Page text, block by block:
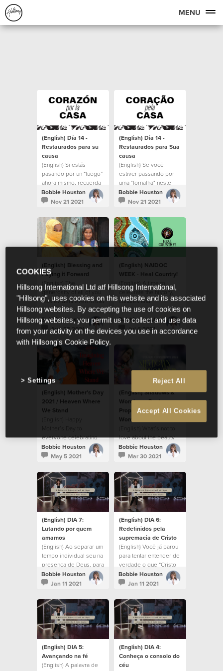
MENU
(English) Día 14 -
Restaurados para su
causa
(English) Si estás
pasando por un “fuego”
ahora mismo, recuerda
que Cristo está en el
fuego contigo.
Bobbie Houston
Nov 21 2021
(English) Dia 14 -
Restaurados para Sua
causa
(English) Se você
estiver passando por
uma "fornalha" neste
momento, lembre-se de
que Cristo está com
Bobbie Houston
Nov 21 2021
(English) Blessing and
Paying it Forward
(English) The
generosity of all of you
was evident even in that
moment.
Bobbie Houston
Aug 25 2021
(English) NAIDOC
WEEK - Heal Country!
(English) A time to
celebrate the history,
cultures and
achievements of
Aboriginal and Torres
Strait Islander people.
Bobbie Houston
Jul 6 2021
(English) Mother’s Day
2021 / Heaven Where
We Stand
Mother’s Day to
everyone celebrating
and being celebrated
this coming weekend.
Bobbie Houston
May 5 2021
(English) Shadows &
Wonder — Poets.
Prophets. Everyday
Women.
(English) What’s not to
love about the beauty
and artistry of faith?
Bobbie Houston
Mar 30 2021
(English) DIA 7:
Lutando por quem
amamos
(English) Ao separar um
tempo individual seu na
presença de Deus, para
uma pausa e reflexão,
lembre-se de manter
Sua voz e instrução.
Bobbie Houston
Jan 11 2021
(English) DIA 6:
Redefinidos pela
supremacia de Cristo
(English) Você já parou
para tentar entender de
verdade o que “Cristo
em você” de fato
significa?
Bobbie Houston
Jan 11 2021
(English) DIA 5:
Avançando na fé
(English) A palavra de
(English) DIA 4:
Conheça o consolo do
céu
COOKIES
Hillsong International Ltd atf Hillsong International,
"Hillsong", uses cookies on this website and its associated
Hillsong websites. By accepting the use of cookies on
Hillsong websites, you permit us to collect and use data
from your activity on the devices you use in accordance
with Hillsong's Cookie Policy.
Reject All
Accept All Cookies
Settings